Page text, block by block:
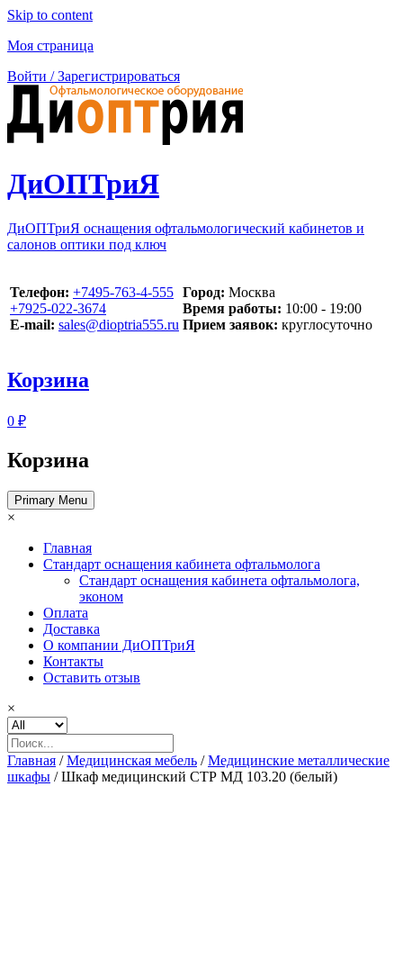
Skip to content
Моя страница
Войти / Зарегистрироваться
ДиОПТриЯ
ДиОПТриЯ оснащения офтальмологический кабинетов и
салонов оптики под ключ
Телефон: ‪+7495-763-4-555‬
‪+7925-022-3674‬
E-mail: sales@dioptria555.ru
Город: Москва
Время работы: 10:00 - 19:00
Прием заявок: круглосуточно
Корзина
0 ₽
Корзина
Primary Menu
×
Главная
Стандарт оснащения кабинета офтальмолога
Стандарт оснащения кабинета офтальмолога,
эконом
Оплата
Доставка
О компании ДиОПТриЯ
Контакты
Оставить отзыв
×
Главная /Медицинская мебель /Медицинские металлические
шкафы / Шкаф медицинский СТР МД 103.20 (белый)